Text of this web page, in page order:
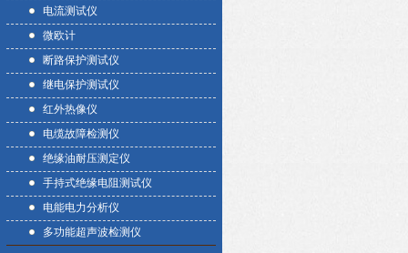
电流测试仪
微欧计
断路保护测试仪
继电保护测试仪
红外热像仪
电缆故障检测仪
绝缘油耐压测定仪
手持式绝缘电阻测试仪
电能电力分析仪
多功能超声波检测仪